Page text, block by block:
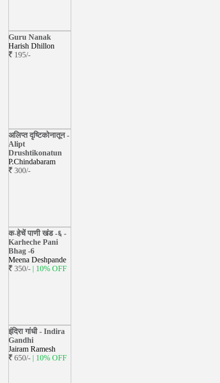
Guru Nanak
Harish Dhillon
195/-
अलिप्त दृष्टिकोनातून -
Alipt
Drushtikonatun
P.Chindabaram
300/-
क-हेचें पाणी खंड -६ -
Karheche Pani
Bhag -6
Meena Deshpande
350/- | 10% OFF
इंदिरा गांधी - Indira
Gandhi
Jairam Ramesh
650/- | 10% OFF